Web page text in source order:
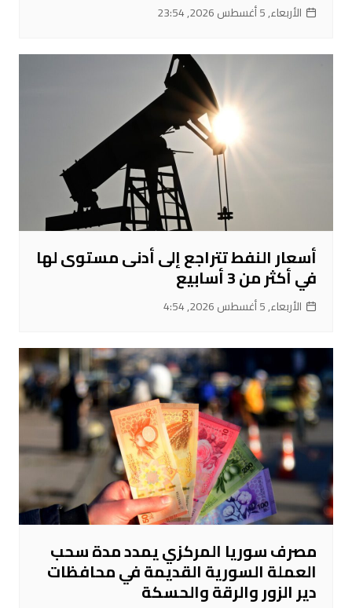
الأربعاء, 5 أغسطس 2026, 23:54
أسعار النفط تتراجع إلى أدنى مستوى لها
في أكثر من 3 أسابيع
الأربعاء, 5 أغسطس 2026, 4:54
مصرف سوريا المركزي يمدد مدة سحب
العملة السورية القديمة في محافظات
دير الزور والرقة والحسكة